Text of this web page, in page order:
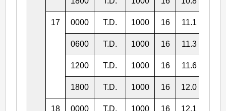
17 0000 T.D. 1000 16 11.1
0600 T.D. 1000 16 11.3
1200 T.D. 1000 16 11.6
1800 T.D. 1000 16 12.0
18 0000 T.D. 1000 16 12.1